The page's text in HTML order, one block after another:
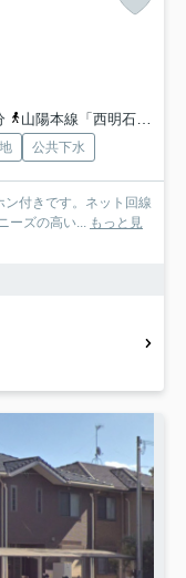
山陽本線「西明石」駅 徒歩27分
公共下水
付きです。ネット回線
ーズの高い...
もっと見